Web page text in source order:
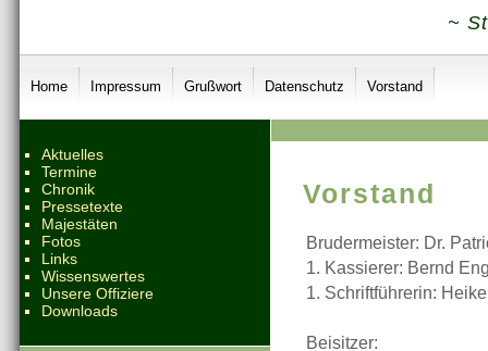
~
Home Impressum Grußwort Datenschutz Vorstand
Aktuelles
Termine
Chronik
Pressetexte
Majestäten
Fotos
Links
Wissenswertes
Unsere Offiziere
Downloads
Vorstand
Brudermeister: Dr.
1. Kassierer: Bernd
1. Schriftführerin:
Beisitzer: